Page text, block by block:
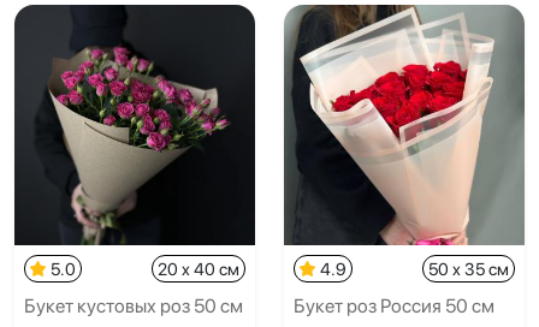
5.0 20 x 40 см
Букет кустовых роз 50 см
4.9 50 x 35 см
Букет роз Россия 50 см